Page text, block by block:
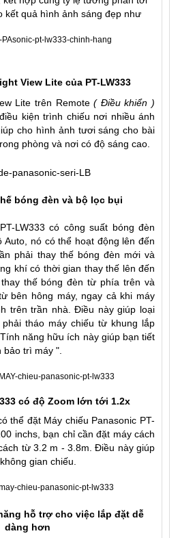
kết quả hình ảnh sáng đẹp như
View Lite của PT-LW333
Lite trên Remote( Điều khiển )
kiện trình chiếu nơi nhiều ánh
cho hình ảnh tươi sáng cho bài
phòng và nơi có độ sáng cao.
bóng đèn và bộ lọc bụi
LW333 có công suất bóng đèn
nó có thể hoạt động lên đến
phải thay thế bóng đèn mới và
khí có thời gian thay thế lên đến
thế bóng đèn từ phía trên và
bên hông máy, ngay cả khi máy
trên trần nhà. Điều này giúp loại
tháo máy chiếu từ khung lắp
năng hữu ích này giúp bạn tiết
trì máy ".
có độ Zoom lớn tới 1.2x
thể đặt Máy chiếu Panasonic PT-
inchs, bạn chỉ cần đặt máy cách
từ 3.2 m - 3.8m. Điều này giúp
gian chiếu.
hỗ trợ cho việc lắp đặt dễ
dàng hơn